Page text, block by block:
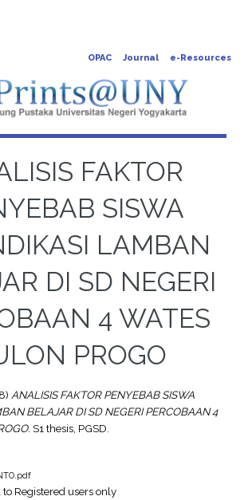
OPAC Journal e-Resources
FAKTOR
SISWA
LAMBAN
DI SD NEGERI
4 WATES
PROGO
ANALISIS FAKTOR PENYEBAB SISWA
BELAJAR DI SD NEGERI PERCOBAAN 4
S1 thesis, PGSD.
to Registered users only